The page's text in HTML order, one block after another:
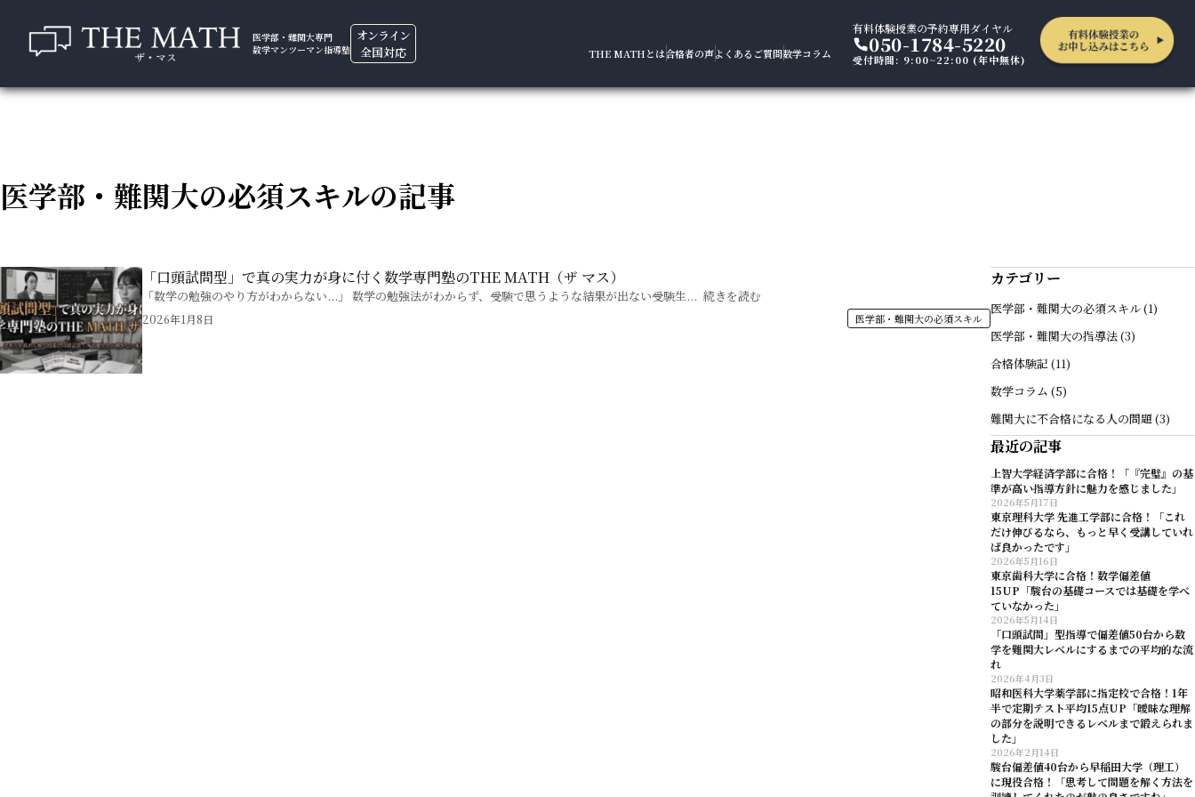
医学部・難関大専門
数学マンツーマン指導塾
オンライン
全国対応
THE MATHとは合格者の声よくあるご質問数学コラム
有料体験授業の予約専用ダイヤル
050-1784-5220
受付時間: 9:00~22:00 (年中無休)
医学部・難関大の必須スキルの記事
「口頭試問型」で真の実力が身に付く数学専門塾のTHE MATH（ザ マス）
「数学の勉強のやり方がわからない...」 数学の勉強法がわからず、受験で思うような結果が出ない受験生... 続きを読む
2026年1月8日 医学部・難関大の必須スキル
カテゴリー
医学部・難関大の必須スキル (1)
医学部・難関大の指導法 (3)
合格体験記 (11)
数学コラム (5)
難関大に不合格になる人の問題 (3)
最近の記事
上智大学経済学部に合格！「『完璧』の基
準が高い指導方針に魅力を感じました」
2026年5月17日
東京理科大学 先進工学部に合格！「これ
だけ伸びるなら、もっと早く受講していれ
ば良かったです」
2026年5月16日
東京歯科大学に合格！数学偏差値
15UP「駿台の基礎コースでは基礎を学べ
ていなかった」
2026年5月14日
「口頭試問」型指導で偏差値50台から数
学を難関大レベルにするまでの平均的な流
れ
2026年4月3日
昭和医科大学薬学部に指定校で合格！1年
半で定期テスト平均15点UP「曖昧な理解
の部分を説明できるレベルまで鍛えられま
した」
2026年2月14日
駿台偏差値40台から早稲田大学（理工）
に現役合格！「思考して問題を解く方法を